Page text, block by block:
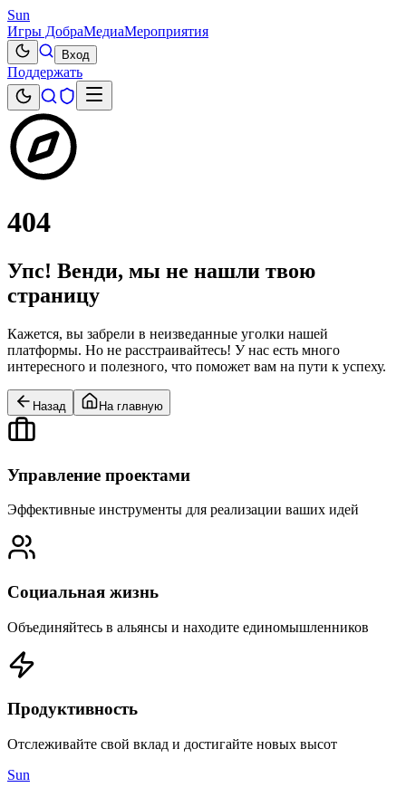
Sun
Игры ДобраМедиаМероприятия
Вход
Поддержать
404
Упс! Венди, мы не нашли твою
страницу
Кажется, вы забрели в неизведанные уголки нашей
платформы. Но не расстраивайтесь! У нас есть много
интересного и полезного, что поможет вам на пути к успеху.
Назад На главную
Управление проектами
Эффективные инструменты для реализации ваших идей
Социальная жизнь
Объединяйтесь в альянсы и находите единомышленников
Продуктивность
Отслеживайте свой вклад и достигайте новых высот
Sun